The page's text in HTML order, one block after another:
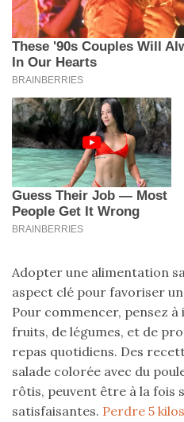
Adopter une alimentation
aspect clé pour favoriser
Pour commencer, pensez
fruits, de légumes, et de
repas quotidiens. Des
salade colorée avec du
rôtis, peuvent être à la fois
satisfaisantes. Perdre 5